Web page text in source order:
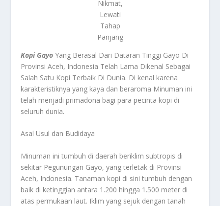
Nikmat,
Lewati
Tahap
Panjang
Kopi Gayo Yang Berasal Dari Dataran Tinggi Gayo Di
Provinsi Aceh, Indonesia Telah Lama Dikenal Sebagai
Salah Satu Kopi Terbaik Di Dunia. Di kenal karena
karakteristiknya yang kaya dan beraroma Minuman ini
telah menjadi primadona bagi para pecinta kopi di
seluruh dunia.
Asal Usul dan Budidaya
Minuman ini tumbuh di daerah beriklim subtropis di
sekitar Pegunungan Gayo, yang terletak di Provinsi
Aceh, Indonesia. Tanaman kopi di sini tumbuh dengan
baik di ketinggian antara 1.200 hingga 1.500 meter di
atas permukaan laut. Iklim yang sejuk dengan tanah